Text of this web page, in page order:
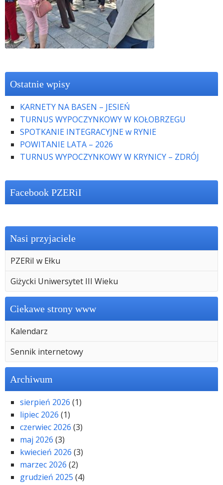
Ostatnie wpisy
KARNETY NA BASEN – JESIEŃ
TURNUS WYPOCZYNKOWY W KOŁOBRZEGU
SPOTKANIE INTEGRACYJNE w RYNIE
POWITANIE LATA – 2026
TURNUS WYPOCZYNKOWY W KRYNICY – ZDRÓJ
Facebook PZERiI
Nasi przyjaciele
PZERiI w Ełku
Giżycki Uniwersytet III Wieku
Ciekawe strony www
Kalendarz
Sennik internetowy
Archiwum
sierpień 2026 (1)
lipiec 2026 (1)
czerwiec 2026 (3)
maj 2026 (3)
kwiecień 2026 (3)
marzec 2026 (2)
grudzień 2025 (4)